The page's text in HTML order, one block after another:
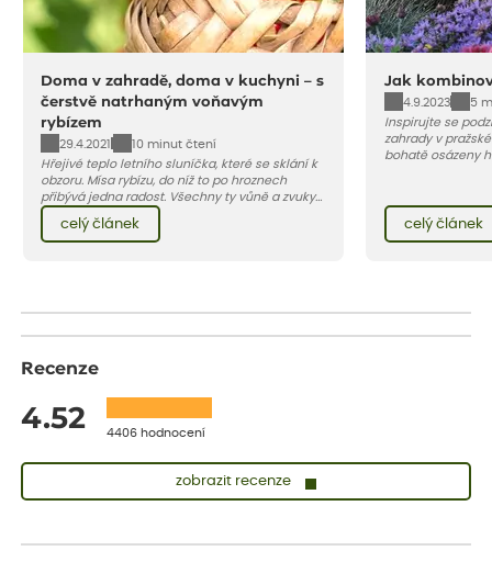
Doma v zahradě, doma v kuchyni – s
čerstvě natrhaným voňavým
rybízem
29.4.2021
10 minut čtení
Hřejivé teplo letního sluníčka, které se sklání k
obzoru. Mísa rybízu, do níž to po hroznech
přibývá jedna radost. Všechny ty vůně a zvuky
červencové zahrady. Sklizeň rybízu do kuchyně
vnese neuvěřitelný klid a radost. A taky trochu
bezstarostnosti dětství při mlsání babiččina
celý článek
Jak
4.9.2023
5
Inspirujte se
zahrady v
bohatě osázeny
celý článek
Recenze
4.52 4406 hodnocení
zobrazit recenze